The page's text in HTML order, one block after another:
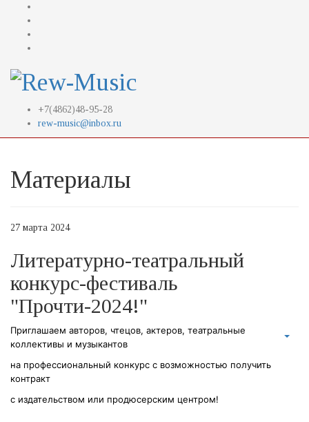
+7(4862)48-95-28
rew-music@inbox.ru
Материалы
27 марта 2024
Литературно-театральный
конкурс-фестиваль
"Прочти-2024!"
Приглашаем авторов, чтецов, актеров, театральные
коллективы и музыкантов
на профессиональный конкурс с возможностью получить
контракт
с издательством или продюсерским центром!